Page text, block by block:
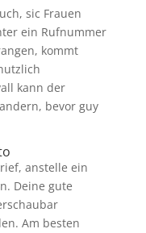
sic Frauen
ein Rufnummer
kommt
kann der
bevor guy
anstelle ein
Deine gute
Am besten